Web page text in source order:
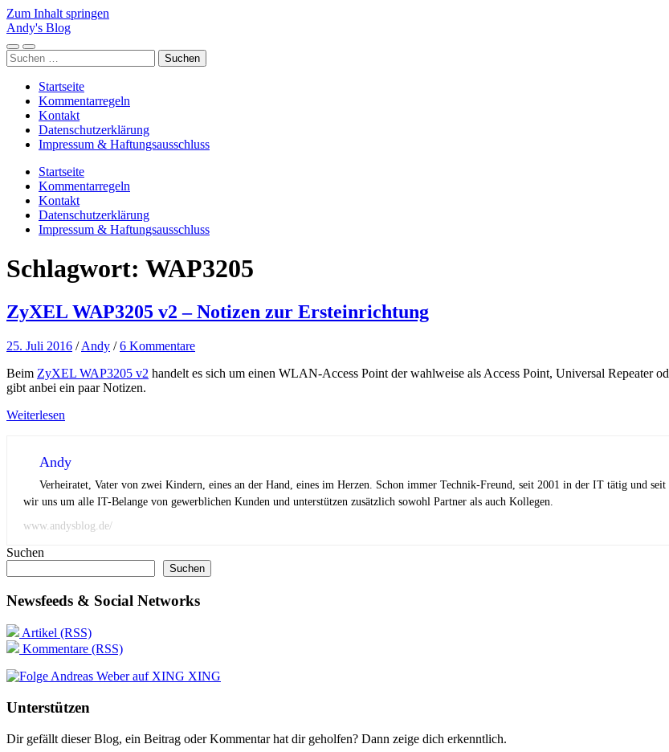
Zum Inhalt springen
Andy's Blog
Mobile-
Menü
Suchfeld
ein-/ausblenden
Suchen
nach:
Startseite
Kommentarregeln
Kontakt
Datenschutzerklärung
Impressum & Haftungsausschluss
Startseite
Kommentarregeln
Kontakt
Datenschutzerklärung
Impressum & Haftungsausschluss
Schlagwort: WAP3205
ZyXEL WAP3205 v2 – Notizen zur Ersteinrichtung
25. Juli 2016 /Andy /6 Kommentare
Beim ZyXEL WAP3205 v2 handelt es sich um einen WLAN-Access Point der wahlweise als Access Point, Universal Repeater
gibt anbei ein paar Notizen.
Weiterlesen
Andy
Verheiratet, Vater von zwei Kindern, eines an der Hand, eines im Herzen. Schon immer Technik-Freund, seit 2001 in der IT tätig und
wir uns um alle IT-Belange von gewerblichen Kunden und unterstützen zusätzlich sowohl Partner als auch Kollegen.
www.andysblog.de/
Suchen
Suchen
Newsfeeds & Social Networks
Artikel (RSS)
Kommentare (RSS)
XING
Unterstützen
Dir gefällt dieser Blog, ein Beitrag oder Kommentar hat dir geholfen? Dann zeige dich erkenntlich.